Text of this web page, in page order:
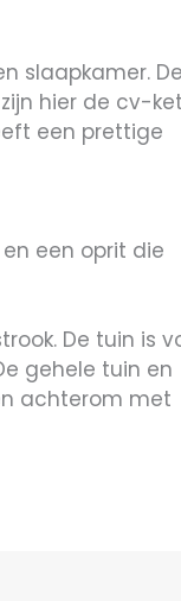
slaapkamer. De
hier de cv-
een prettige
een oprit die
De tuin is
gehele tuin en
achterom met